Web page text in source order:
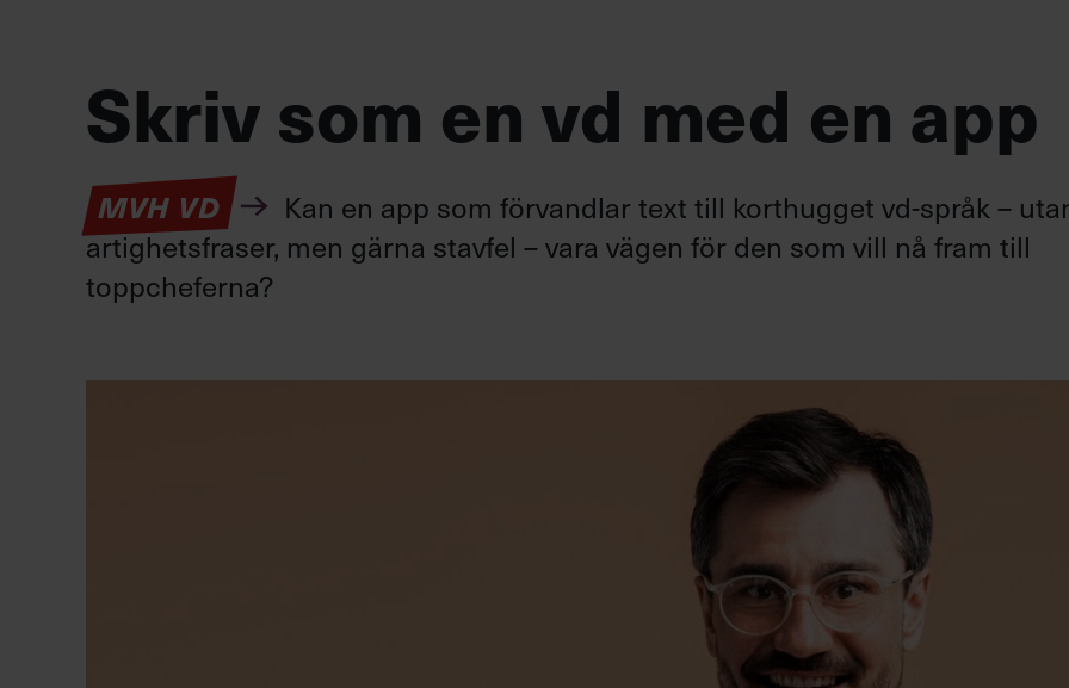
Skriv som en vd med en app
MVH VD
Kan en app som förvandlar text till korthugget vd-språk –
artighetsfraser, men gärna stavfel – vara vägen för den som vill nå fram till
toppcheferna?